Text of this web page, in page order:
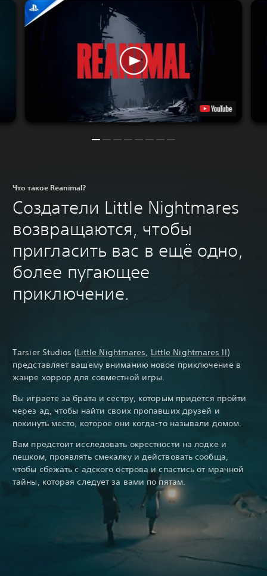
Что такое Reanimal?
Создатели Little Nightmares
возвращаются, чтобы
пригласить вас в ещё одно,
более пугающее
приключение.
Tarsier Studios (Little Nightmares Little Nightmares II)
представляет вашему вниманию новое приключение в
жанре хоррор для совместной игры.
Вы играете за брата и сестру, которым придётся пройти
через ад, чтобы найти своих пропавших друзей и
покинуть место, которое они когда-то называли домом.
Вам предстоит исследовать окрестности на лодке и
пешком, проявлять смекалку и действовать сообща,
чтобы сбежать с адского острова и спастись от мрачной
тайны, которая следует за вами по пятам.